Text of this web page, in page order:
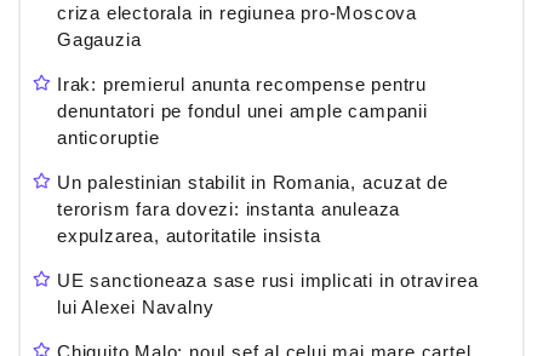
criza electorala in regiunea pro-Moscova
Gagauzia
Irak: premierul anunta recompense pentru
denuntatori pe fondul unei ample campanii
anticoruptie
Un palestinian stabilit in Romania, acuzat de
terorism fara dovezi: instanta anuleaza
expulzarea, autoritatile insista
UE sanctioneaza sase rusi implicati in otravirea
lui Alexei Navalny
Chiquito Malo: noul sef al celui mai mare cartel